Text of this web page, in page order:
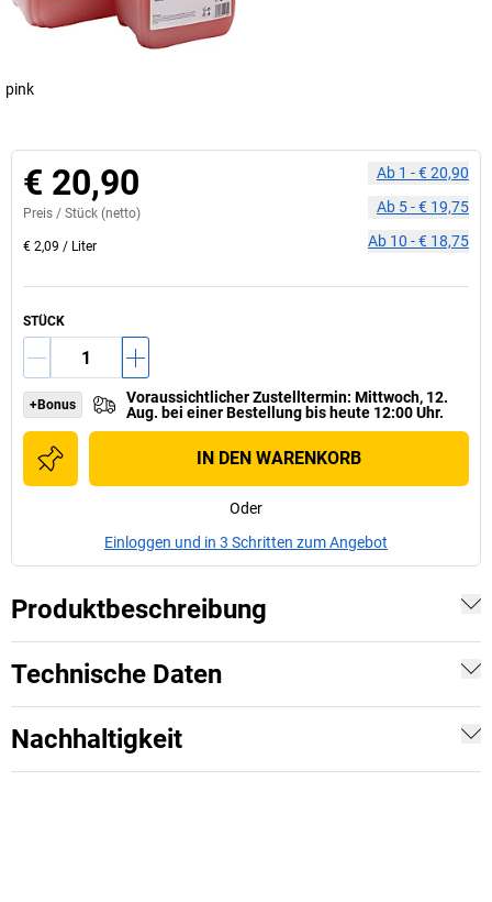
pink
€ 20,90
Preis / Stück (netto)
€ 2,09 / Liter
Ab 1 -€ 20,90
Ab 5-€ 19,75
Ab 10 -€ 18,75
STÜCK
+Bonus Voraussichtlicher Zustelltermin: Mittwoch, 12.
Aug. bei einerBestellung bis heute 12:00 Uhr.
IN DEN WARENKORB
Oder
Einloggen und in 3 Schritten zum Angebot
Produktbeschreibung
Technische Daten
Nachhaltigkeit